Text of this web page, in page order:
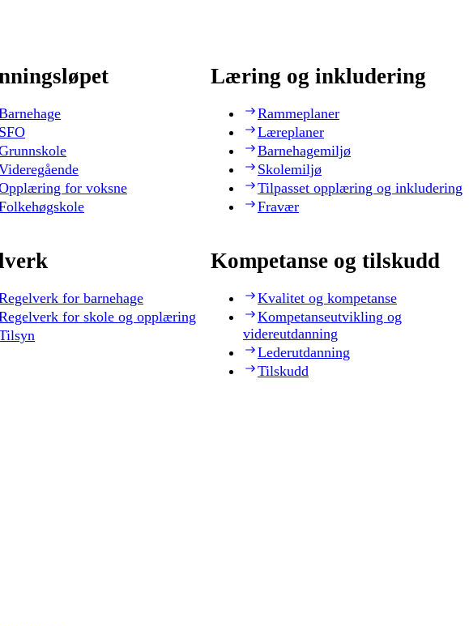
SFO
for voksne
Læring og inkludering
Rammeplaner
Læreplaner
Barnehagemiljø
Skolemiljø
Tilpasset opplæring og inkludering
Fravær
for barnehage
for skole og opplæring
Kompetanse og tilskudd
Kvalitet og kompetanse
Kompetanseutvikling og
videreutdanning
Lederutdanning
Tilskudd